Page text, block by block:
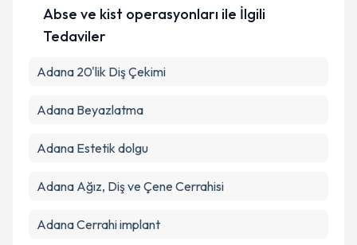
Abse ve kist operasyonları ile İlgili
Tedaviler
Adana 20'lik Diş Çekimi
Adana Beyazlatma
Adana Estetik dolgu
Adana Ağız, Diş ve Çene Cerrahisi
Adana Cerrahi implant